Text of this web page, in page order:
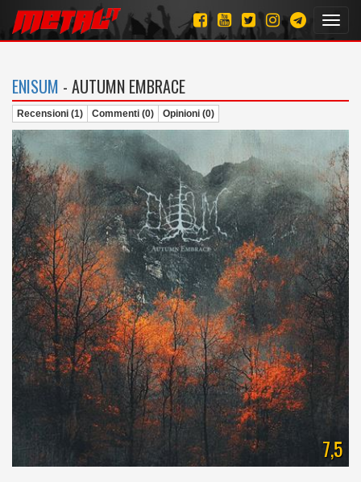
ENISUM - AUTUMN EMBRACE
Recensioni (1) Commenti (0) Opinioni (0)
7,5